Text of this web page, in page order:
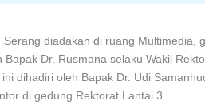
diadakan di ruang Multimedia,
Dr. Rusmana selaku Wakil
dihadiri oleh Bapak Dr. Udi
di gedung Rektorat Lantai 3.